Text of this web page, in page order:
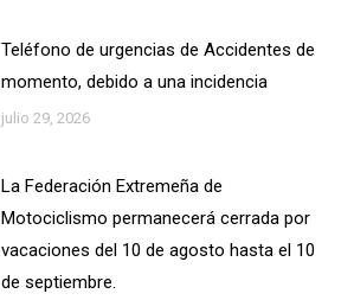
Teléfono de urgencias de Accidentes de
momento, debido a una incidencia
julio 29, 2026
La Federación Extremeña de
Motociclismo permanecerá cerrada por
vacaciones del 10 de agosto hasta el 10
de septiembre.